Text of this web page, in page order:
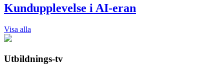
Kundupplevelse i AI-eran
Visa alla
Utbildnings-tv